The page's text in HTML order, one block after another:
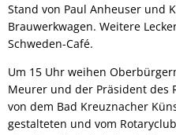
Stand von Paul Anheuser und
Brauwerkwagen. Weitere
Schweden-Café.
Um 15 Uhr weihen
Meurer und der Präsident des
von dem Bad Kreuznacher
gestalteten und vom